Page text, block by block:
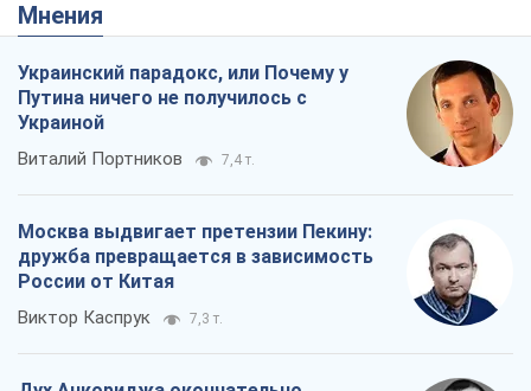
Мнения
Украинский парадокс, или Почему у
Путина ничего не получилось с
Украиной
Виталий Портников 7,4 т.
Москва выдвигает претензии Пекину:
дружба превращается в зависимость
России от Китая
Виктор Каспрук 7,3 т.